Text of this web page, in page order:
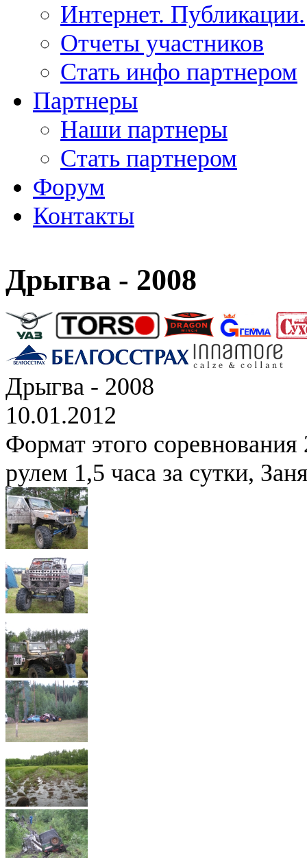
Интернет. Публикации.
Отчеты участников
Стать инфо партнером
Партнеры
Наши партнеры
Стать партнером
Форум
Контакты
Дрыгва - 2008
Дрыгва - 2008
10.01.2012
Формат этого соревнования
рулем 1,5 часа за сутки,